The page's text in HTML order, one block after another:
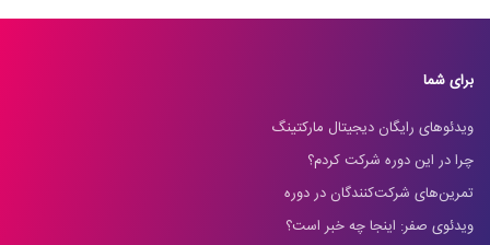
برای شما
ویدئوهای رایگان دیجیتال مارکتینگ
چرا در این دوره شرکت کردم؟
تمرین‌های شرکت‌کنندگان در دوره
ویدئوی صفر: اینجا چه خبر است؟